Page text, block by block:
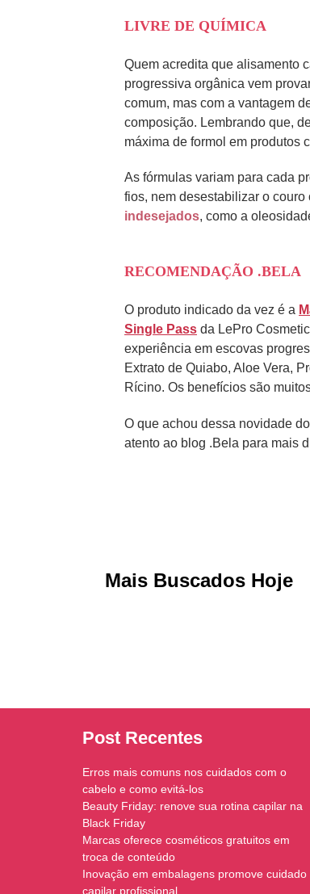
LIVRE DE QUÍMICA
Quem acredita que alisamento
progressiva orgânica vem
comum, mas com a vantagem
composição. Lembrando que,
máxima de formol em produtos
As fórmulas variam para cada
fios, nem desestabilizar o couro
indesejados, como a
RECOMENDAÇÃO .BELA
O produto indicado da vez é a
Single Pass da LePro
experiência em escovas
Extrato de Quiabo, Aloe Vera,
Rícino. Os benefícios são
O que achou dessa novidade
atento ao blog .Bela para mais
Mais Buscados Hoje
Post Recentes
Erros mais comuns nos cuidados com o
cabelo e como evitá-los
Beauty Friday: renove sua rotina capilar na
Black Friday
Marcas oferece cosméticos gratuitos em
troca de conteúdo
Inovação em embalagens promove cuidado
capilar profissional